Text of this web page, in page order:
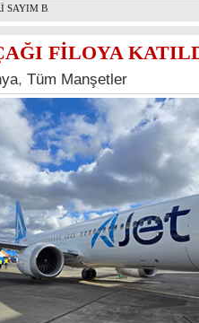
SAYIM BAŞLADI
FİLOYA
, Tüm Manşetler